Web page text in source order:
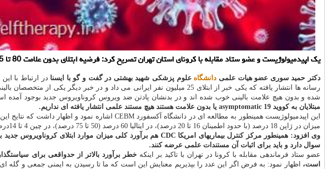
یك اپیدمیولوژیست و عضو ستاد مقابله با كرونای استان تهران تصریح كرد: فرضیه ابتلای بدون علامت 80 تا 85 درصد مبتلایان به كووید 19 در كشور درست نیست و آدرس غلط دادن به جامعه و سیاستگذاران است.
دکتر حمید سوری عضو هیات علمی دانشگاه علوم پزشکی شهید بهشتی در گفت و گو با ایسنا
شده و بدون هیچ علامت بالینی خوب شده اند و در بدنشان پادتن ضد ویروس کروناویروس جدید بوجود آمده
مبتلایان به کووید 19 asymptomatic یا بدون علامت هستند هیچ مستند علمی انتشار یافته ای نداریم.
میزان در ژاپن 18 درصد (با حدود اطمینان 16 تا 20 درصد)، در ایتالیا 60 درصد (50 تا 75 درصد)، در چین 4 تا 14درصد، در واشینگتن 43 درصد و در ایرلند 50 درصد برآورد شده است.
سوال دارد و باید برای اثبات آن مستندات علمی عرضه کنند.
عضو ستاد فرماندهی مقابله با کرونا در تهران با تاکید بر اینکهخطر برآورد بالاتر از حدواقعی برای
است،